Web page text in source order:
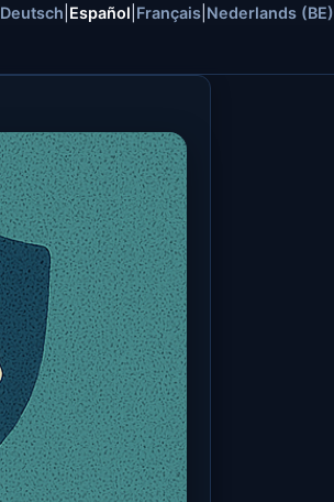
Deutsch Español Français Nederlands (BE)